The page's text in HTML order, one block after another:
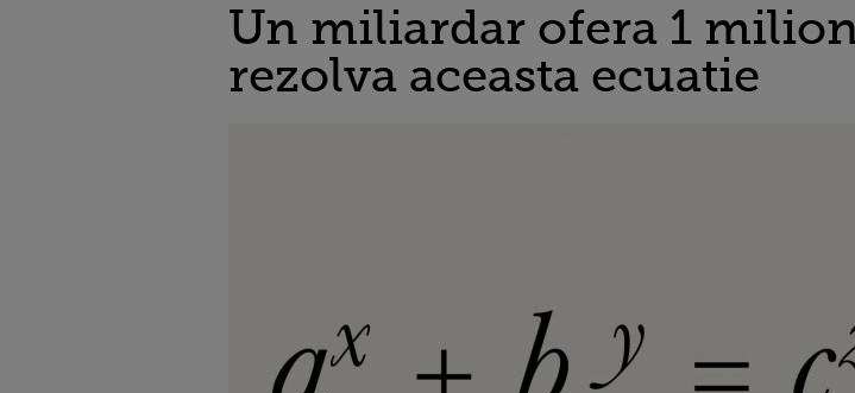
Un miliardar ofera 1
rezolva aceasta ecuatie